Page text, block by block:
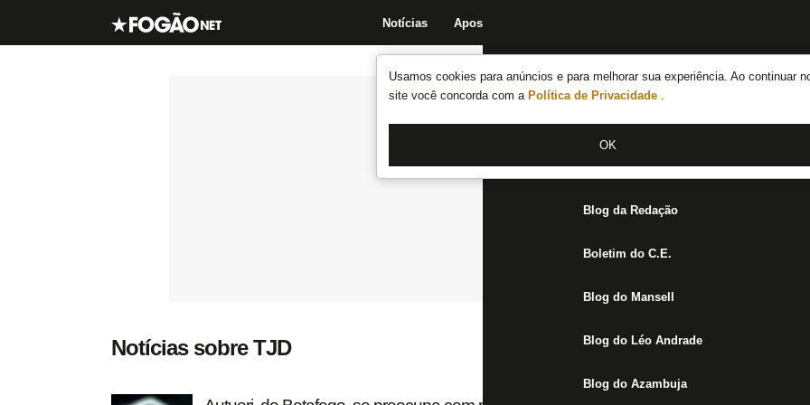
Usamos cookies para anúncios e para melhorar sua experiência. Ao continuar
site você concorda com a Política de Privacidade .
OK
Notícias Apostas
Notícias do Botafogo
Fórum
Jogos
Blog da Redação
Boletim do C.E.
Blog do Mansell
Blog do Léo Andrade
Blog do Azambuja
Notícias sobre TJD